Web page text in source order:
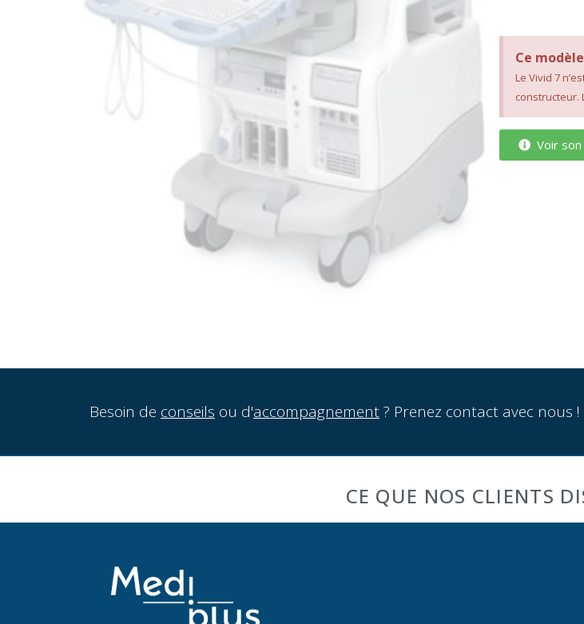
Ce
Le Vivid 7
constructeur.
Voir
Besoin de conseils ou d'accompagnement? Prenez contact avec nous !
CE QUE NOS CLIENTS